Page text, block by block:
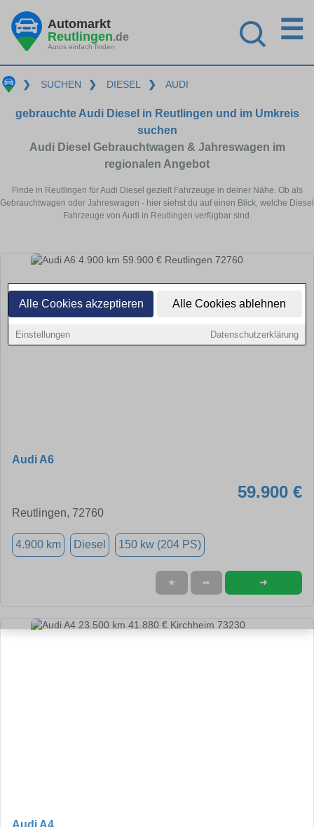
Alle Cookies akzeptieren Alle Cookies ablehnen
Einstellungen Datenschutzerklärung
Automarkt
Reutlingen.de
Autos einfach finden
☰
❯ SUCHEN ❯ DIESEL ❯ AUDI
gebrauchte Audi Diesel in Reutlingen und im Umkreis
suchen
Audi Diesel Gebrauchtwagen & Jahreswagen im
regionalen Angebot
Finde in Reutlingen für Audi Diesel gezielt Fahrzeuge in deiner Nähe. Ob als
Gebrauchtwagen oder Jahreswagen - hier siehst du auf einen Blick, welche Diesel
Fahrzeuge von Audi in Reutlingen verfügbar sind.
Audi A6
59.900 €
Reutlingen, 72760
4.900 km Diesel 150 kw (204 PS)
★ ➦ ➜
Audi A4